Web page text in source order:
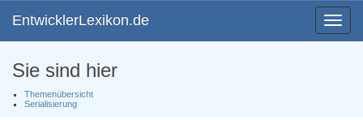
Toggle
EntwicklerLexikon.de
Sie sind hier
Themenübersicht
Serialisierung